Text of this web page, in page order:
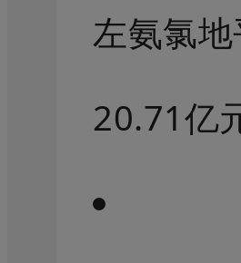
左氨氯
20.71亿